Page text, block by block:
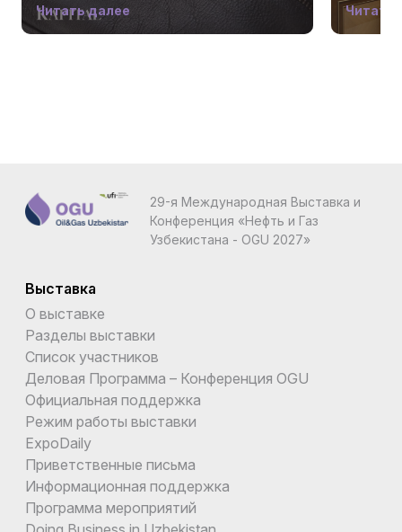
Читать далее Читать
29-я Международная Выставка и
Конференция «Нефть и Газ
Узбекистана - OGU 2027»
Выставка
О выставке
Разделы выставки
Список участников
Деловая Программа – Конференция OGU
Официальная поддержка
Режим работы выставки
ExpoDaily
Приветственные письма
Информационная поддержка
Программа мероприятий